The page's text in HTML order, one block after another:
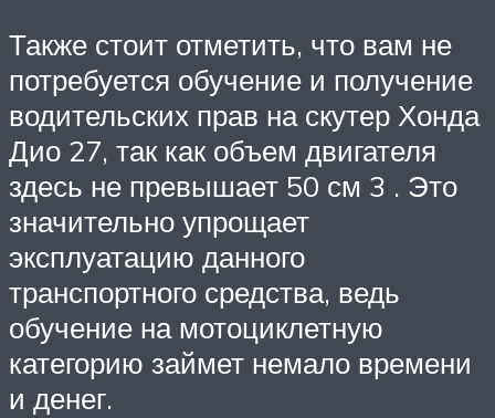
Также стоит отметить, что вам не
потребуется обучение и получение
водительских прав на скутер Хонда
Дио 27, так как объем двигателя
здесь не превышает 50 см 3 . Это
значительно упрощает
эксплуатацию данного
транспортного средства, ведь
обучение на мотоциклетную
категорию займет немало времени
и денег.